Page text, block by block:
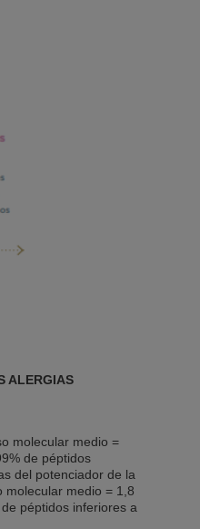
ALERGIAS
molecular medio =
de péptidos
del potenciador de la
molecular medio = 1,8
péptidos inferiores a